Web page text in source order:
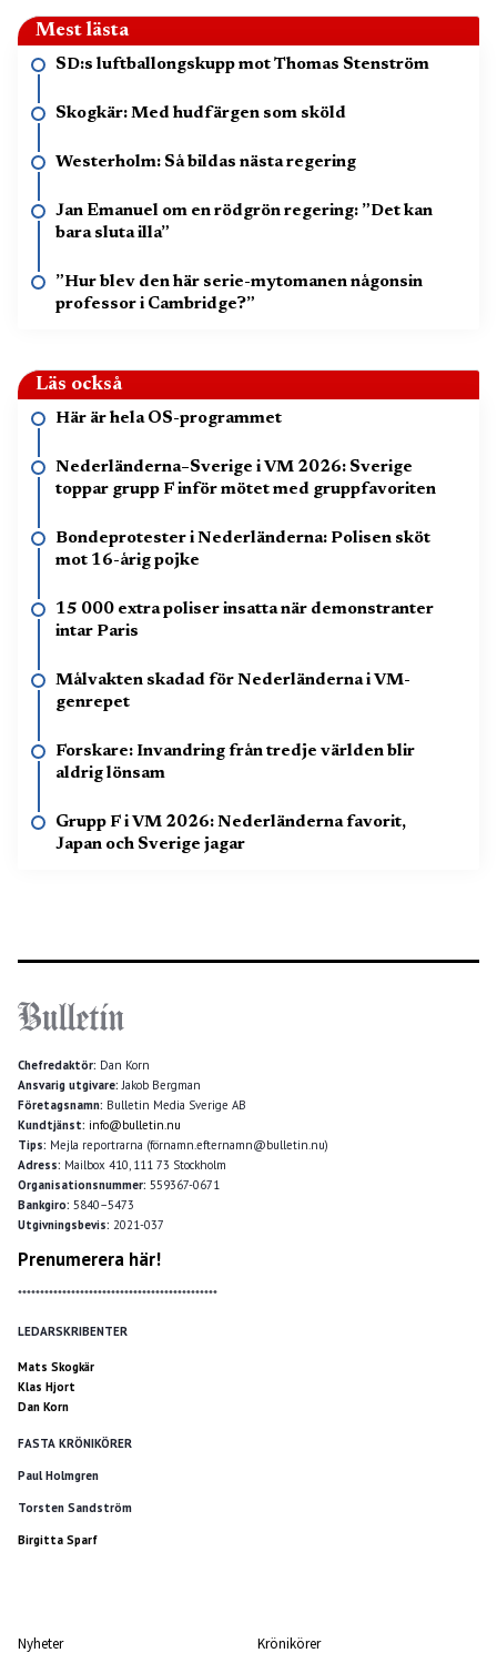
Mest lästa
SD:s luftballongskupp mot Thomas Stenström
Skogkär: Med hudfärgen som sköld
Westerholm: Så bildas nästa regering
Jan Emanuel om en rödgrön regering: ”Det kan
bara sluta illa”
”Hur blev den här serie-mytomanen någonsin
professor i Cambridge?”
Läs också
Här är hela OS-programmet
Nederländerna–Sverige i VM 2026: Sverige
toppar grupp F inför mötet med gruppfavoriten
Bondeprotester i Nederländerna: Polisen sköt
mot 16-årig pojke
15 000 extra poliser insatta när demonstranter
intar Paris
Målvakten skadad för Nederländerna i VM-
genrepet
Forskare: Invandring från tredje världen blir
aldrig lönsam
Grupp F i VM 2026: Nederländerna favorit,
Japan och Sverige jagar
Chefredaktör: Dan Korn
Ansvarig utgivare: Jakob Bergman
Företagsnamn: Bulletin Media Sverige AB
Kundtjänst: info@bulletin.nu
Tips: Mejla reportrarna (förnamn.efternamn@bulletin.nu)
Adress: Mailbox 410, 111 73 Stockholm
Organisationsnummer: 559367-0671
Bankgiro: 5840–5473
Utgivningsbevis: 2021-037
Prenumerera här!
*********************************************
LEDARSKRIBENTER
Mats Skogkär
Klas Hjort
Dan Korn
FASTA KRÖNIKÖRER
Paul Holmgren
Torsten Sandström
Birgitta Sparf
Nyheter Krönikörer